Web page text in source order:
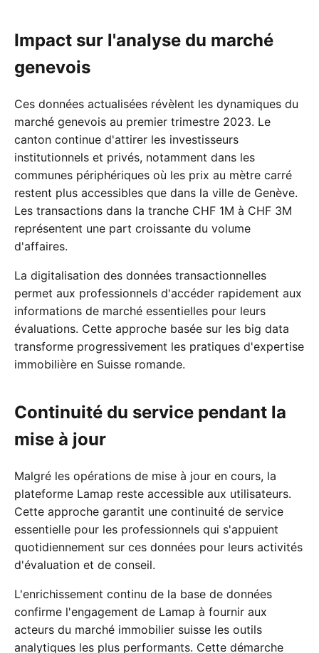
Impact sur l'analyse du marché
genevois
Ces données actualisées révèlent les dynamiques du
marché genevois au premier trimestre 2023. Le
canton continue d'attirer les investisseurs
institutionnels et privés, notamment dans les
communes périphériques où les prix au mètre carré
restent plus accessibles que dans la ville de Genève.
Les transactions dans la tranche CHF 1M à CHF 3M
représentent une part croissante du volume
d'affaires.
La digitalisation des données transactionnelles
permet aux professionnels d'accéder rapidement aux
informations de marché essentielles pour leurs
évaluations. Cette approche basée sur les big data
transforme progressivement les pratiques d'expertise
immobilière en Suisse romande.
Continuité du service pendant la
mise à jour
Malgré les opérations de mise à jour en cours, la
plateforme Lamap reste accessible aux utilisateurs.
Cette approche garantit une continuité de service
essentielle pour les professionnels qui s'appuient
quotidiennement sur ces données pour leurs activités
d'évaluation et de conseil.
L'enrichissement continu de la base de données
confirme l'engagement de Lamap à fournir aux
acteurs du marché immobilier suisse les outils
analytiques les plus performants. Cette démarche